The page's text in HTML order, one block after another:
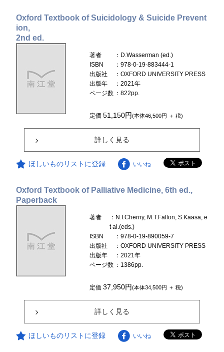
Oxford Textbook of Suicidology & Suicide Prevent
ion,
2nd ed.
著者
：D.Wasserman (ed.)
ISBN
：978-0-19-883444-1
出版社
：OXFORD UNIVERSITY PRESS
出版年
：2021年
ページ数 ：822pp.
定価51,150円(本体46,500円 ＋ 税)
詳しく見る
ほしいものリストに登録 いいね
Oxford Textbook of Palliative Medicine, 6th ed.,
Paperback
著者
：N.I.Cherny, M.T.Fallon, S.Kaasa, e
t al.(eds.)
ISBN
：978-0-19-890059-7
出版社
：OXFORD UNIVERSITY PRESS
出版年
：2021年
ページ数 ：1386pp.
定価37,950円(本体34,500円 ＋ 税)
詳しく見る
ほしいものリストに登録 いいね